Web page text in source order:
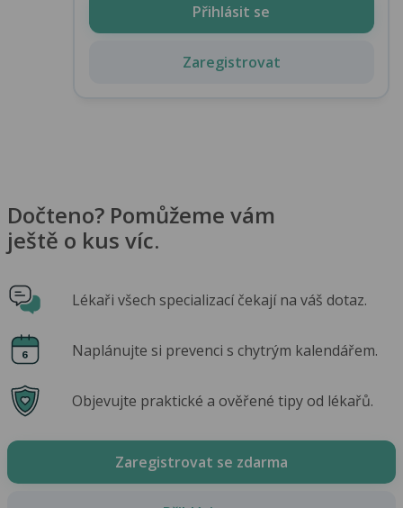
Přihlásit se
Zaregistrovat
Dočteno? Pomůžeme vám
ještě o kus víc.
Lékaři všech specializací čekají na váš dotaz.
Naplánujte si prevenci s chytrým kalendářem.
Objevujte praktické a ověřené tipy od lékařů.
Zaregistrovat se zdarma